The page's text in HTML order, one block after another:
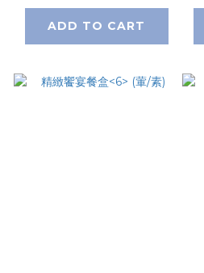
ADD TO CART